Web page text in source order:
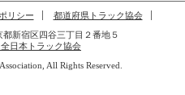
リシー
都道府県トラック協会
宿区四谷三丁目２番地５
日本トラック協会
All Rights Reserved.